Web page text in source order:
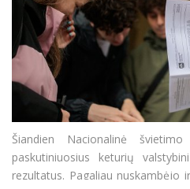
Šiandien Nacionalinė
paskutiniuosius keturių
rezultatus. Pagaliau nuskambėjo